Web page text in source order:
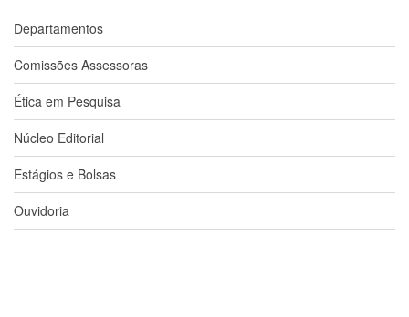
Editais
Formulários
Histórico
Matrícula
Normas
-
Dissertações
Teses
Departamentos
Comissões Assessoras
Ética em Pesquisa
Núcleo Editorial
Estágios e Bolsas
Ouvidoria